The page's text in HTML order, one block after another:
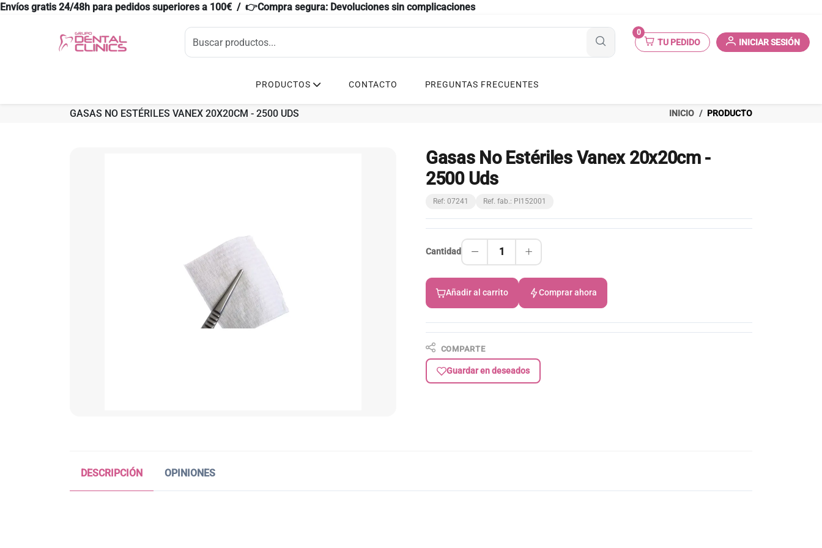
Envíos gratis 24/48h para pedidos superiores a 100€ / 👉Compra segura: Devoluciones sin complicaciones
0
TU PEDIDO INICIAR SESIÓN
PRODUCTOS CONTACTO PREGUNTAS FRECUENTES
GASAS NO ESTÉRILES VANEX 20X20CM - 2500 UDS INICIO PRODUCTO
Gasas No Estériles Vanex 20x20cm -
2500 Uds
Ref: 07241 Ref. fab.: PI152001
Cantidad 1
Añadir al carrito Comprar ahora
COMPARTE
Guardar en deseados
DESCRIPCIÓN OPINIONES